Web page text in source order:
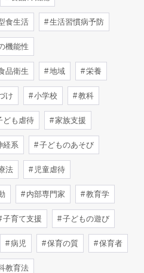
食生活 生活習慣病予防
機能性
品衛生 地域 栄養
け 小学校 教科
も虐待 家族支援
経系 子どものあそび
法 児童虐待
内部専門家 教育学
子育て支援 子どもの遊び
病児 保育の質 保育者
教育法